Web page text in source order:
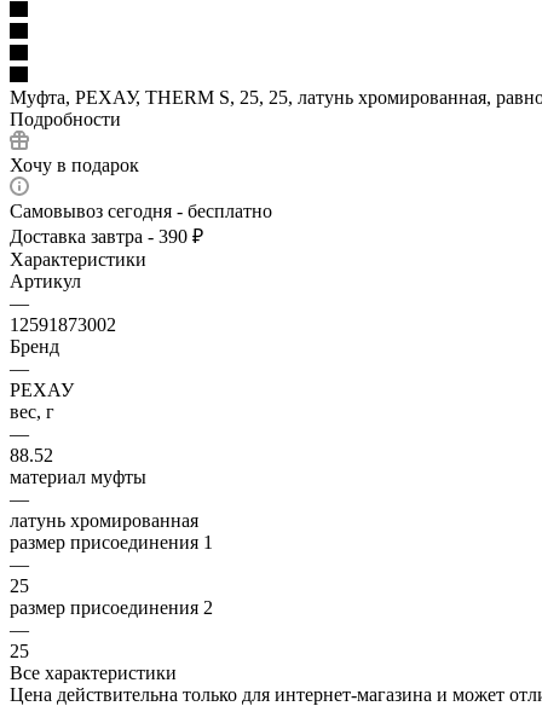
Муфта, РЕХАУ, THERM S, 25, 25, латунь хромированная,
Подробности
Хочу в подарок
Самовывоз сегодня - бесплатно
Доставка завтра - 390 ₽
Характеристики
Артикул
—
12591873002
Бренд
—
РЕХАУ
вес, г
—
88.52
материал муфты
—
латунь хромированная
размер присоединения 1
—
25
размер присоединения 2
—
25
Все характеристики
Цена действительна только для интернет-магазина и может